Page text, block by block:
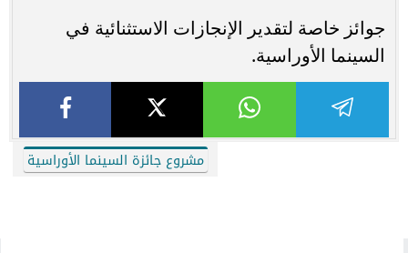
جوائز خاصة لتقدير الإنجازات الاستثنائية في
السينما الأوراسية.
مشروع جائزة السينما الأوراسية